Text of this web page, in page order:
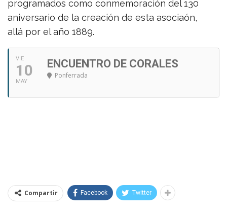
programados como conmemoración del 130
aniversario de la creación de esta asociaón,
allá por el año 1889.
VIE
10
MAY
ENCUENTRO DE CORALES
Ponferrada
Compartir Facebook Twitter